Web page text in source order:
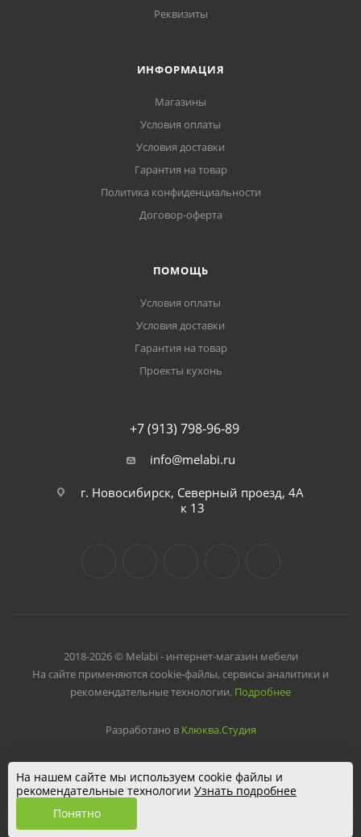
Реквизиты
ИНФОРМАЦИЯ
Магазины
Условия оплаты
Условия доставки
Гарантия на товар
Политика конфиденциальности
Договор-оферта
ПОМОЩЬ
Условия оплаты
Условия доставки
Гарантия на товар
Проекты кухонь
+7 (913) 798-96-89
info@melabi.ru
г. Новосибирск, Северный проезд, 4А
к 13
2018-2026 © Melabi - интернет-магазин мебели
На сайте применяются cookie-файлы, сервисы аналитики и
рекомендательные технологии. Подробнее
Разработано в Клюква.Студия
На нашем сайте мы используем cookie файлы и
рекомендательные технологии Узнать подробнее
Понятно